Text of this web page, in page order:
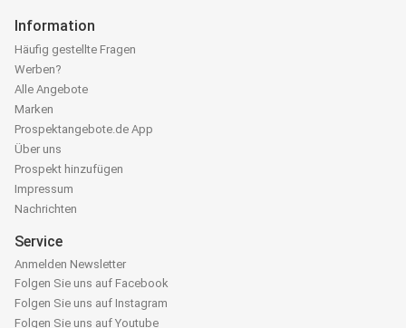
Information
Häufig gestellte Fragen
Werben?
Alle Angebote
Marken
Prospektangebote.de App
Über uns
Prospekt hinzufügen
Impressum
Nachrichten
Service
Anmelden Newsletter
Folgen Sie uns auf Facebook
Folgen Sie uns auf Instagram
Folgen Sie uns auf Youtube